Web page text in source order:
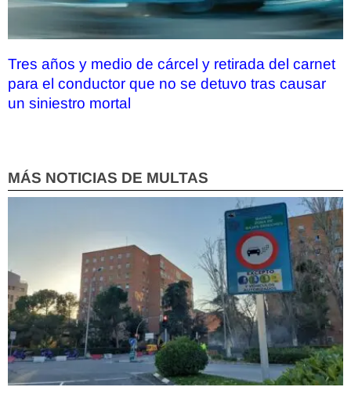
Tres años y medio de cárcel y retirada del carnet
para el conductor que no se detuvo tras causar
un siniestro mortal
MÁS NOTICIAS DE MULTAS